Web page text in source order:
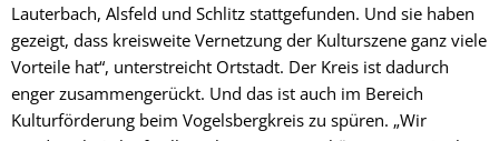
Lauterbach, Alsfeld und Schlitz stattgefunden. Und sie haben
gezeigt, dass kreisweite Vernetzung der Kulturszene ganz viele
Vorteile hat“, unterstreicht Ortstadt. Der Kreis ist dadurch
enger zusammengerückt. Und das ist auch im Bereich
Kulturförderung beim Vogelsbergkreis zu spüren. „Wir